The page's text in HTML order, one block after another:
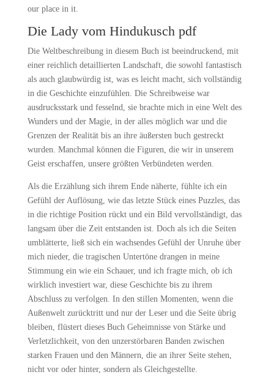
our place in it.
Die Lady vom Hindukusch pdf
Die Weltbeschreibung in diesem Buch ist beeindruckend, mit
einer reichlich detaillierten Landschaft, die sowohl fantastisch
als auch glaubwürdig ist, was es leicht macht, sich vollständig
in die Geschichte einzufühlen. Die Schreibweise war
ausdrucksstark und fesselnd, sie brachte mich in eine Welt des
Wunders und der Magie, in der alles möglich war und die
Grenzen der Realität bis an ihre äußersten buch gestreckt
wurden. Manchmal können die Figuren, die wir in unserem
Geist erschaffen, unsere größten Verbündeten werden.
Als die Erzählung sich ihrem Ende näherte, fühlte ich ein
Gefühl der Auflösung, wie das letzte Stück eines Puzzles, das
in die richtige Position rückt und ein Bild vervollständigt, das
langsam über die Zeit entstanden ist. Doch als ich die Seiten
umblätterte, ließ sich ein wachsendes Gefühl der Unruhe über
mich nieder, die tragischen Untertöne drangen in meine
Stimmung ein wie ein Schauer, und ich fragte mich, ob ich
wirklich investiert war, diese Geschichte bis zu ihrem
Abschluss zu verfolgen. In den stillen Momenten, wenn die
Außenwelt zurücktritt und nur der Leser und die Seite übrig
bleiben, flüstert dieses Buch Geheimnisse von Stärke und
Verletzlichkeit, von den unzerstörbaren Banden zwischen
starken Frauen und den Männern, die an ihrer Seite stehen,
nicht vor oder hinter, sondern als Gleichgestellte.